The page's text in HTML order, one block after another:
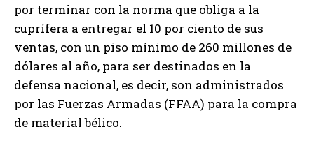
por terminar con la norma que obliga a la
cuprífera a entregar el 10 por ciento de sus
ventas, con un piso mínimo de 260 millones de
dólares al año, para ser destinados en la
defensa nacional, es decir, son administrados
por las Fuerzas Armadas (FFAA) para la compra
de material bélico.